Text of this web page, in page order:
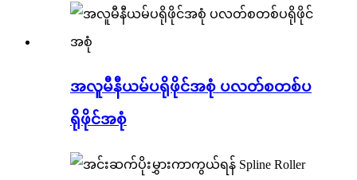
အလူမီနီယမ်ပရိုဖိုင်အစုံ ပလတ်စတစ်ပ
ရိုဖိုင်အစုံ